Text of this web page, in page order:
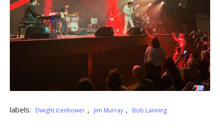
labels: Dwight Icenhower , Jim Murray , Bob Lanning